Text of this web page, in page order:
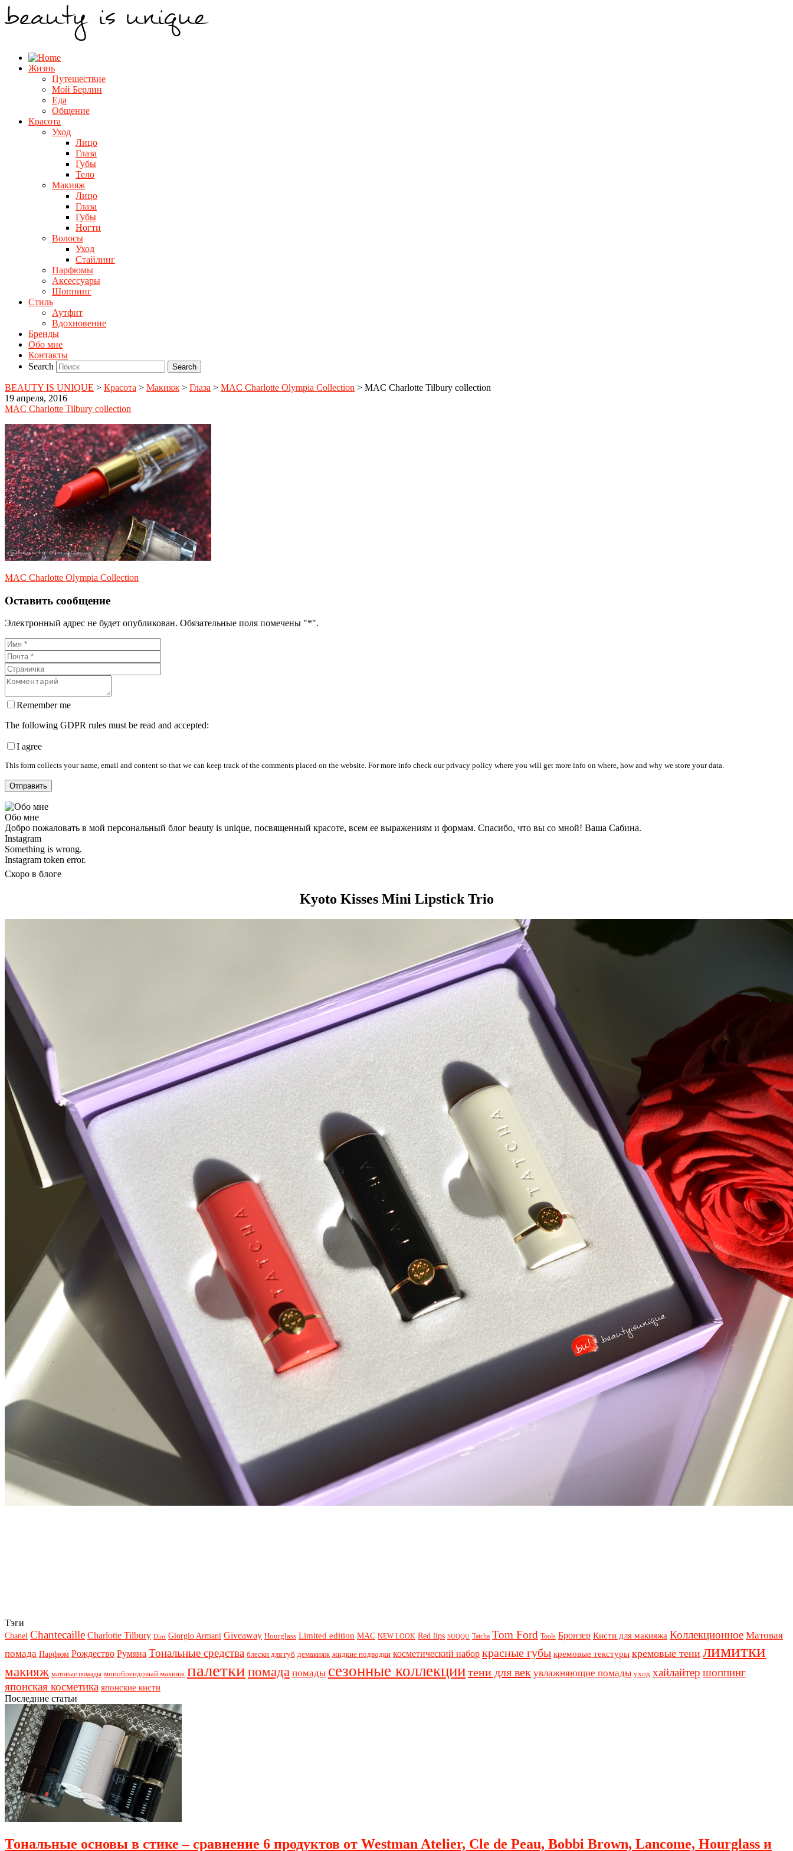
Жизнь
Путешествие
Мой Берлин
Еда
Общение
Красота
Уход
Лицо
Глаза
Губы
Тело
Макияж
Лицо
Глаза
Губы
Ногти
Волосы
Уход
Стайлинг
Парфюмы
Аксессуары
Шоппинг
Стиль
Аутфит
Вдохновение
Бренды
Обо мне
Контакты
Search
BEAUTY IS UNIQUE > Красота > Макияж > Глаза > MAC Charlotte Olympia Collection > MAC Charlotte Tilbury collection
19 апреля, 2016
MAC Charlotte Tilbury collection
MAC Charlotte Olympia Collection
Оставить сообщение
Электронный адрес не будет опубликован. Обязательные поля помечены "*".
Remember me
The following GDPR rules must be read and accepted:
I agree
This form collects your name, email and content so that we can keep track of the comments placed on the website. For more info check our privacy policy where you will get more info on where, how and why we store your data.
Обо мне
Добро пожаловать в мой персональный блог beauty is unique, посвященный красоте, всем ее выражениям и формам. Спасибо, что вы со мной! Ваша Сабина.
Instagram
Something is wrong.
Instagram token error.
Скоро в блоге
Kyoto Kisses Mini Lipstick Trio
Тэги
Chanel Chantecaille Charlotte Tilbury Dior Giorgio Armani Giveaway Hourglass Limited edition MAC NEW LOOK Red lips SUQQU Tatcha Tom Ford Tools Бронзер Кисти для макияжа Коллекционное Матовая
помада Парфюм Рождество Румяна Тональные средства блески для губ демакияж жидкие подводки косметический набор красные губы кремовые текстуры кремовые тени лимитки
макияж матовые помады монобрендовый макияж палеткипомада помады сезонные коллекциитени для век увлажняющие помады уход хайлайтер шоппинг
японская косметика японские кисти
Последние статьи
Тональные основы в стике – сравнение 6 продуктов от Westman Atelier, Cle de Peau, Bobbi Brown, Lancome, Hourglass и